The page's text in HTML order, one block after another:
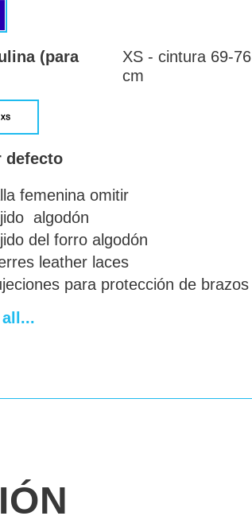
(para
XS - cintura 69-76
cm
defecto
femenina omitir
algodón
del forro algodón
leather laces
para protección de brazos
bicolor
de pinturaabsent
all...